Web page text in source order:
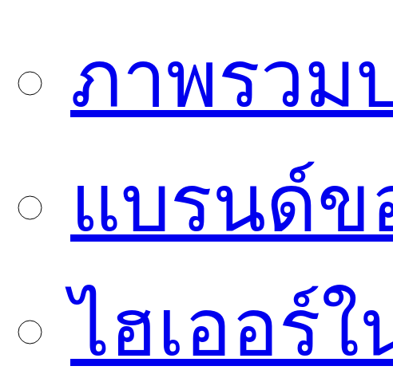
ภาพรวม
แบรนด์ข
ไฮเออร์